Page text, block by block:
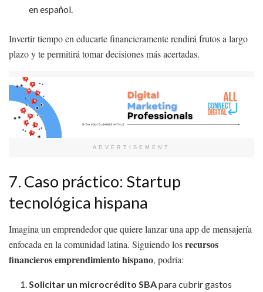
en español.
Invertir tiempo en educarte financieramente rendirá frutos a largo
plazo y te permitirá tomar decisiones más acertadas.
ADVERTISEMENT
7. Caso práctico: Startup
tecnológica hispana
Imagina un emprendedor que quiere lanzar una app de mensajería
enfocada en la comunidad latina. Siguiendo losrecursos
financieros emprendimiento hispano, podría:
Solicitar un microcrédito SBApara cubrir gastos